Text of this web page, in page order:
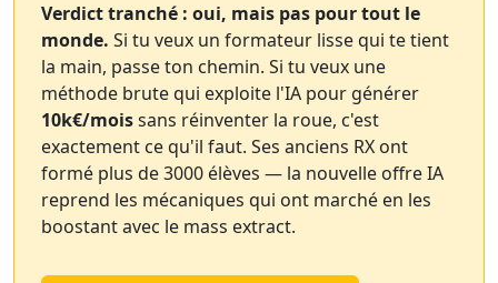
Verdict tranché : oui, mais pas pour tout le
monde. Si tu veux un formateur lisse qui te tient
la main, passe ton chemin. Si tu veux une
méthode brute qui exploite l'IA pour générer
10k€/moissans réinventer la roue, c'est
exactement ce qu'il faut. Ses anciens RX ont
formé plus de 3000 élèves — la nouvelle offre IA
reprend les mécaniques qui ont marché en les
boostant avec le mass extract.